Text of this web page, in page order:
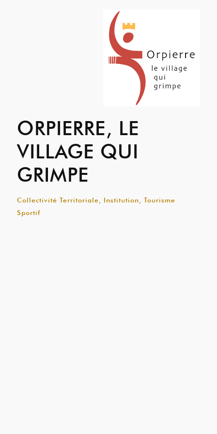
ORPIERRE, LE
VILLAGE QUI
GRIMPE
Collectivité Territoriale, Institution, Tourisme
Sportif